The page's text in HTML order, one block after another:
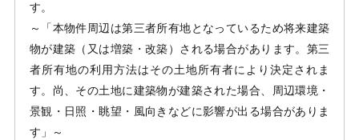
す。
～「本物件周辺は第三者所有地となっているため将来建築
物が建築（又は増築・改築）される場合があります。第三
者所有地の利用方法はその土地所有者により決定されま
す。尚、その土地に建築物が建築された場合、周辺環境・
景観・日照・眺望・風向きなどに影響が出る場合がありま
す」～